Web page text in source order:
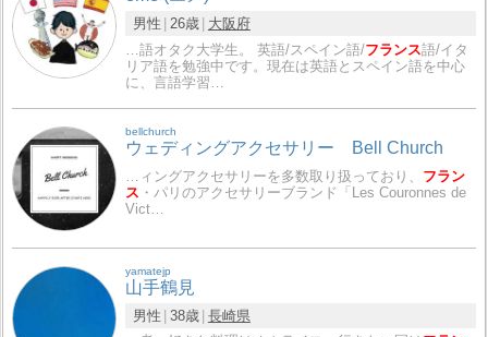
男性 26歳
大阪府
…語オタク大学生。 英語/スペイン語/フランス語/イタ
リア語を勉強中です。現在は英語とスペイン語を中心
に、言語学習…
bellchurch
ウェディングアクセサリー Bell Church
…ィングアクセサリーを多数取り扱っており、 フラン
ス ・パリのアクセサリーブランド「Les Couronnes de
Vict…
yamatejp
山手鶴見
男性 38歳 長崎県